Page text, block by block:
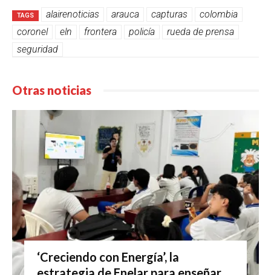
TAGS alairenoticias arauca capturas
colombia
coronel
eln frontera policía
rueda de prensa
seguridad
Otras noticias
‘Creciendo con Energía’, la